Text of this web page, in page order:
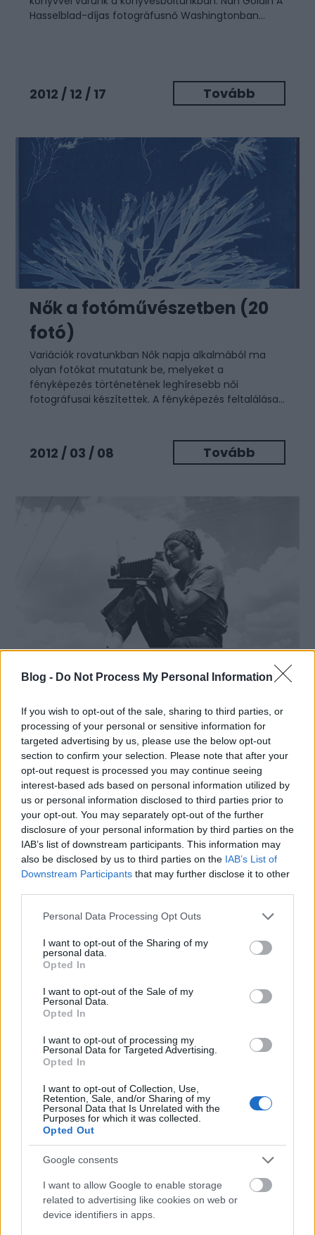
Blog - Do Not Process My Personal Information
If you wish to opt-out of the sale, sharing to third parties, or
processing of your personal or sensitive information for
targeted advertising by us, please use the below opt-out
section to confirm your selection. Please note that after your
opt-out request is processed you may continue seeing
interest-based ads based on personal information utilized by
us or personal information disclosed to third parties prior to
your opt-out. You may separately opt-out of the further
disclosure of your personal information by third parties on the
IAB’s list of downstream participants. This information may
also be disclosed by us to third parties on the IAB’s List of
Downstream Participants that may further disclose it to other
Please note that this website/app uses one or more Google
not limited to your visit or usage behaviour. You may click to
grant or deny consent to Google and its third-party tags to
use your data for below specified purposes in below Google
consent section.
Personal Data Processing Opt Outs
I want to opt-out of the Sharing of my
personal data.
Opted In
I want to opt-out of the Sale of my
Personal Data.
Opted In
I want to opt-out of processing my
Personal Data for Targeted Advertising.
Opted In
I want to opt-out of Collection, Use,
Retention, Sale, and/or Sharing of my
Personal Data that Is Unrelated with the
Purposes for which it was collected.
Opted Out
Google consents
I want to allow Google to enable storage
related to advertising like cookies on web or
device identifiers in apps.
Hasselblad-díjas fotográfusnő Washingtonban...
2012 / 12 / 17 Tovább
Nők a fotóművészetben (20
fotó)
Variációk rovatunkban Nők napja alkalmából ma
olyan fotókat mutatunk be, melyeket a
fényképezés történetének leghíresebb női
fotográfusai készítettek. A fényképezés feltalálása...
2012 / 03 / 08 Tovább
Amikor a fotóst fényképezik
Híres fotósok portréi, önarcképei. Fotó: Roy Stryker:
Dorothea Lange, c. 1935. ...
2011 / 11 / 16 Tovább
Aktuális kiállításaink